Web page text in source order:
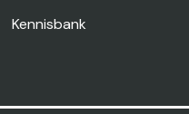
Kennisbank